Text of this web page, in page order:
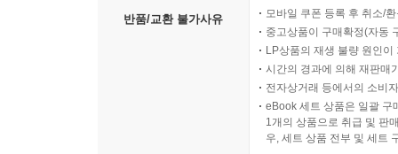
반품/교환 불가사유
모바일 쿠폰 등록 후 취소/
중고상품이 구매확정(자동
LP상품의 재생 불량 원인
시간의 경과에 의해 재판매
전자상거래 등에서의 소비
eBook 세트 상품은 일괄 구
1개의 상품으로 취급 및 판
우, 세트 상품 전부 및 세트